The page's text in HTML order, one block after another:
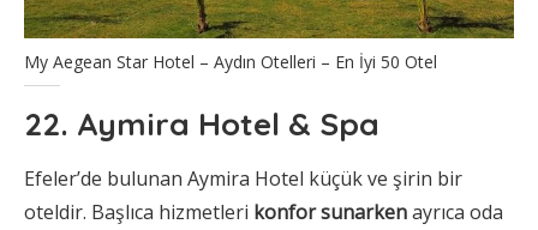
My Aegean Star Hotel – Aydın Otelleri – En İyi 50 Otel
22. Aymira Hotel & Spa
Efeler’de bulunan Aymira Hotel küçük ve şirin bir
oteldir. Başlıca hizmetleri konfor sunarkenayrıca oda